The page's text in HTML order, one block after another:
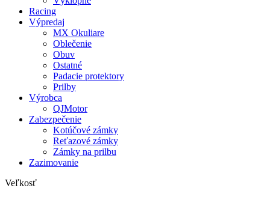
Racing
Výpredaj
MX Okuliare
Oblečenie
Obuv
Ostatné
Padacie protektory
Prilby
Výrobca
QJMotor
Zabezpečenie
Kotúčové zámky
Reťazové zámky
Zámky na prilbu
Zazimovanie
Veľkosť